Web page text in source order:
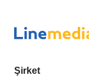
Şirket